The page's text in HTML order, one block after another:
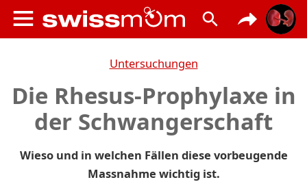
Untersuchungen
Die Rhesus-Prophylaxe in
der Schwangerschaft
Wieso und in welchen Fällen diese vorbeugende
Massnahme wichtig ist.